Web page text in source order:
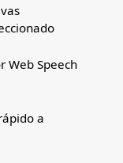
Web Speech
a